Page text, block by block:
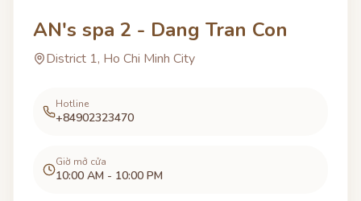
AN's spa 2 - Dang Tran Con
District 1, Ho Chi Minh City
Hotline
+84902323470
Giờ mở cửa
10:00 AM - 10:00 PM